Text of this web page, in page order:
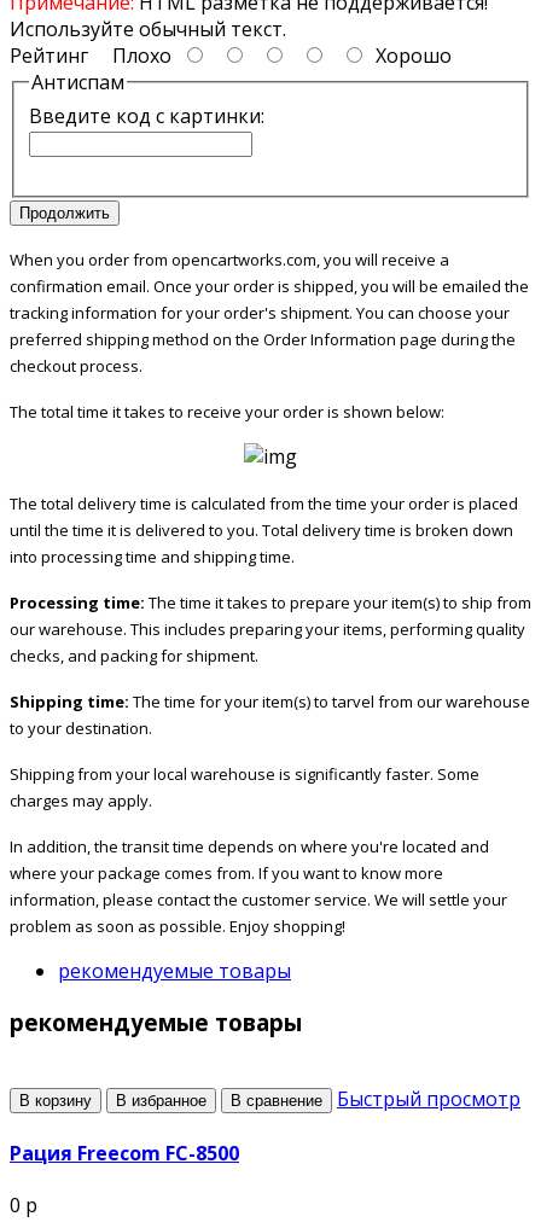
Используйте обычный текст.
Рейтинг Плохо
Хорошо
Антиспам
Введите код с картинки:
Продолжить
When you order from opencartworks.com, you will receive a
confirmation email. Once your order is shipped, you will be emailed the
tracking information for your order's shipment. You can choose your
preferred shipping method on the Order Information page during the
checkout process.
The total time it takes to receive your order is shown below:
The total delivery time is calculated from the time your order is placed
until the time it is delivered to you. Total delivery time is broken down
into processing time and shipping time.
Processing time: The time it takes to prepare your item(s) to ship from
our warehouse. This includes preparing your items, performing quality
checks, and packing for shipment.
Shipping time: The time for your item(s) to tarvel from our warehouse
to your destination.
Shipping from your local warehouse is significantly faster. Some
charges may apply.
In addition, the transit time depends on where you're located and
where your package comes from. If you want to know more
information, please contact the customer service. We will settle your
problem as soon as possible. Enjoy shopping!
рекомендуемые товары
рекомендуемые товары
В корзину В избранное В сравнение Быстрый просмотр
Рация Freecom FC-8500
0 р